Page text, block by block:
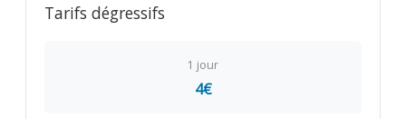
Tarifs dégressifs
1 jour
4€